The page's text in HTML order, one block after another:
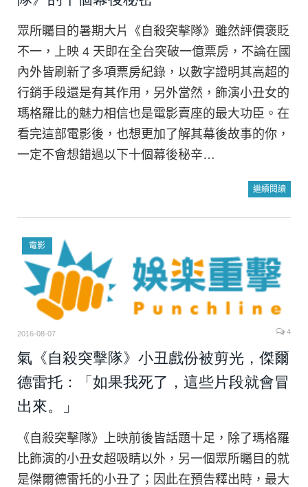
眾所矚目的暑期大片《自殺突擊隊》雖然評價褒貶
不一，上映 4 天即在全台突破一億票房，不論在國
內外皆刷新了多項票房紀錄，以數字證明其高超的
行銷手段還是有其作用，另外當然，飾演小丑女的
瑪格羅比的魅力相信也是電影賣座的最大功臣。在
看完這部電影後，也想更加了解其幕後故事的你，
一定不會想錯過以下十個幕後秘辛…
繼續閱讀
電影
2016-08-07 4
氣《自殺突擊隊》小丑戲份被剪光，傑爾
德雷托：「如果我死了，這些片段就會冒
出來。」
《自殺突擊隊》上映前後皆話題十足，除了瑪格羅
比飾演的小丑女超吸睛以外，另一個眾所矚目的就
是傑爾德雷托的小丑了；因此在預告釋出時，最大